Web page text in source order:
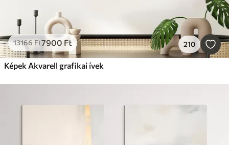
13166Ft7900 Ft 210
Képek Akvarell grafikai ívek